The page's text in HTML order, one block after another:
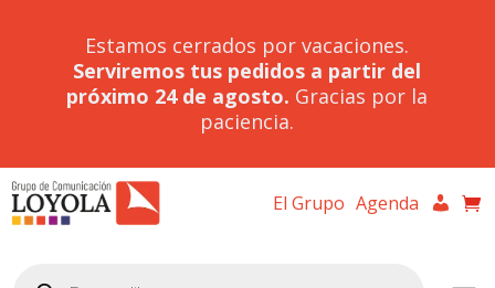
Estamos cerrados por vacaciones.
Serviremos tus pedidos a partir del
próximo 24 de agosto. Gracias por la
paciencia.
El Grupo Agenda